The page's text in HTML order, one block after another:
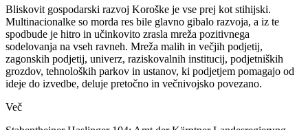
Bliskovit gospodarski razvoj Koroške je vse prej kot stihijski.
Multinacionalke so morda res bile glavno gibalo razvoja, a iz te
spodbude je hitro in učinkovito zrasla mreža pozitivnega
sodelovanja na vseh ravneh. Mreža malih in večjih podjetij,
zagonskih podjetij, univerz, raziskovalnih institucij, podjetniških
grozdov, tehnoloških parkov in ustanov, ki podjetjem pomagajo od
ideje do izvedbe, deluje pretočno in večnivojsko povezano.
Več